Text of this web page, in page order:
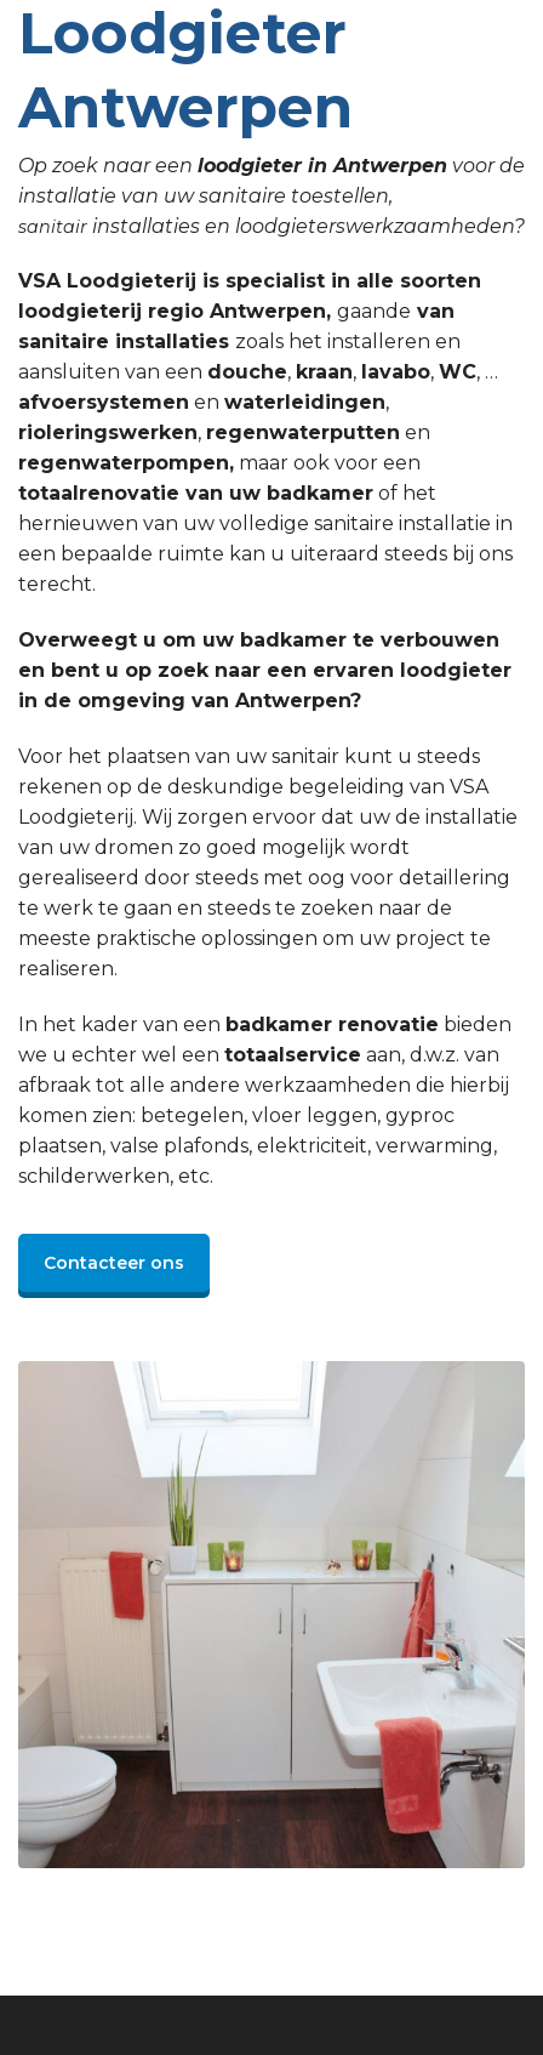
Loodgieter
Antwerpen
Op zoek naar een loodgieter in Antwerpen voor de
installatie van uw sanitaire toestellen,
sanitair installaties en loodgieterswerkzaamheden?
VSA Loodgieterij is specialist in alle soorten
loodgieterij regio Antwerpen, gaande van
sanitaire installaties zoals het installeren en
aansluiten van een douche, kraan, lavabo, WC, …
afvoersystemen en waterleidingen,
rioleringswerken, regenwaterputten en
regenwaterpompen, maar ook voor een
totaalrenovatie van uw badkamer of het
hernieuwen van uw volledige sanitaire installatie in
een bepaalde ruimte kan u uiteraard steeds bij ons
terecht.
Overweegt u om uw badkamer te verbouwen
en bent u op zoek naar een ervaren loodgieter
in de omgeving van Antwerpen?
Voor het plaatsen van uw sanitair kunt u steeds
rekenen op de deskundige begeleiding van VSA
Loodgieterij. Wij zorgen ervoor dat uw de installatie
van uw dromen zo goed mogelijk wordt
gerealiseerd door steeds met oog voor detaillering
te werk te gaan en steeds te zoeken naar de
meeste praktische oplossingen om uw project te
realiseren.
In het kader van een badkamer renovatie bieden
we u echter wel een totaalservice aan, d.w.z. van
afbraak tot alle andere werkzaamheden die hierbij
komen zien: betegelen, vloer leggen, gyproc
plaatsen, valse plafonds, elektriciteit, verwarming,
schilderwerken, etc.
Contacteer ons